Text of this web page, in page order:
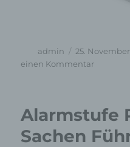
Autor
admin
Veröffentlicht
am
25. November
einen Kommentarzu
Alarmstufe
Sachen